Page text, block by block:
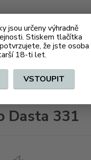
jsou určeny výhradně
Stiskem tlačítka
že jste osoba
18-ti let.
VSTOUPIT
Hledat
Dasta 331
Dasta 331